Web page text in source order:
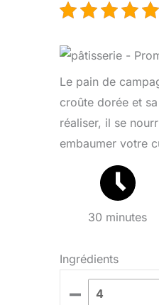
Le pain de
croûte dorée et
réaliser, il se
embaumer votre
30 minutes
Ingrédients
–